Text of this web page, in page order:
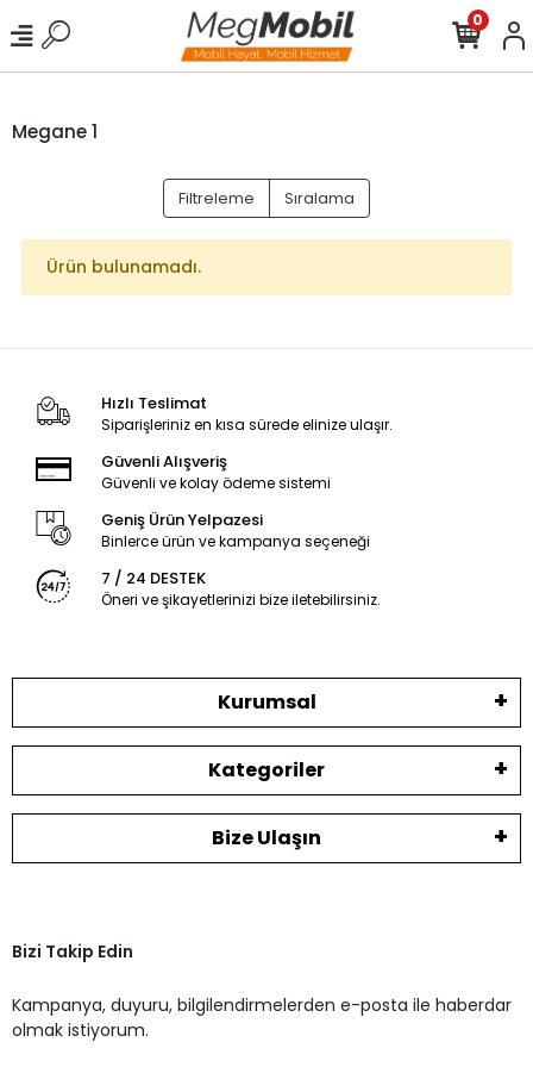
0
Megane 1
Filtreleme Sıralama
Ürün bulunamadı.
Hızlı Teslimat
Siparişleriniz en kısa sürede elinize ulaşır.
Güvenli Alışveriş
Güvenli ve kolay ödeme sistemi
Geniş Ürün Yelpazesi
Binlerce ürün ve kampanya seçeneği
7 / 24 DESTEK
Öneri ve şikayetlerinizi bize iletebilirsiniz.
Kurumsal
Kategoriler
Bize Ulaşın
Bizi Takip Edin
Kampanya, duyuru, bilgilendirmelerden e-posta ile haberdar
olmak istiyorum.